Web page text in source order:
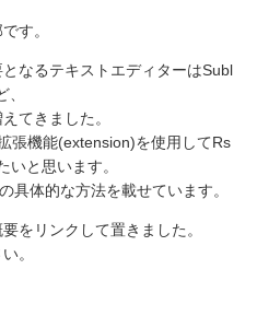
す。
なるテキストエディターはSubl
てきました。
張機能(extension)を使用してRs
いと思います。
体的な方法を載せています。
をリンクして置きました。
。